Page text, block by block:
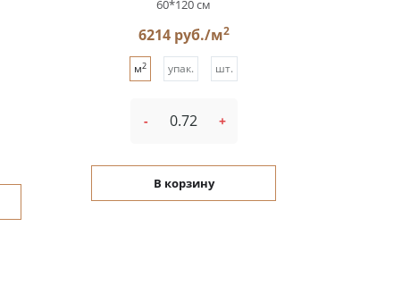
60*120 см
6214 руб./м2
м2 упак. шт.
- +
В корзину